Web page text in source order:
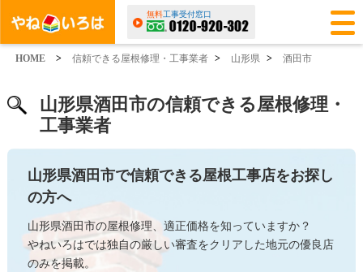
無料工事受付窓口
HOME > 信頼できる屋根修理・工事業者 > 山形県 > 酒田市
山形県酒田市の信頼できる屋根修理・
工事業者
山形県酒田市で信頼できる屋根工事店をお探し
の方へ
山形県酒田市の屋根修理、適正価格を知っていますか？
やねいろはでは独自の厳しい審査をクリアした地元の優良店
のみを掲載。